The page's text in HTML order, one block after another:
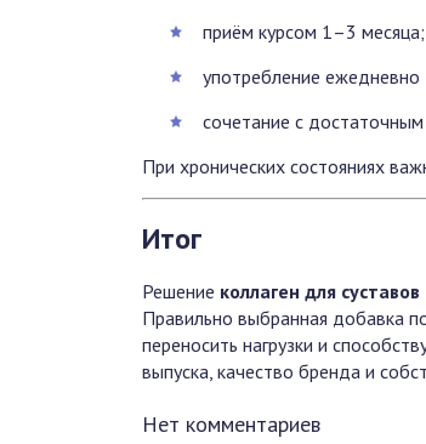
приём курсом 1–3 месяца;
употребление ежедневно
сочетание с
При хронических состояниях
Итог
Решение коллаген для
Правильно выбранная добавка
переносить нагрузки и
выпуска, качество бренда и
Нет комментариев